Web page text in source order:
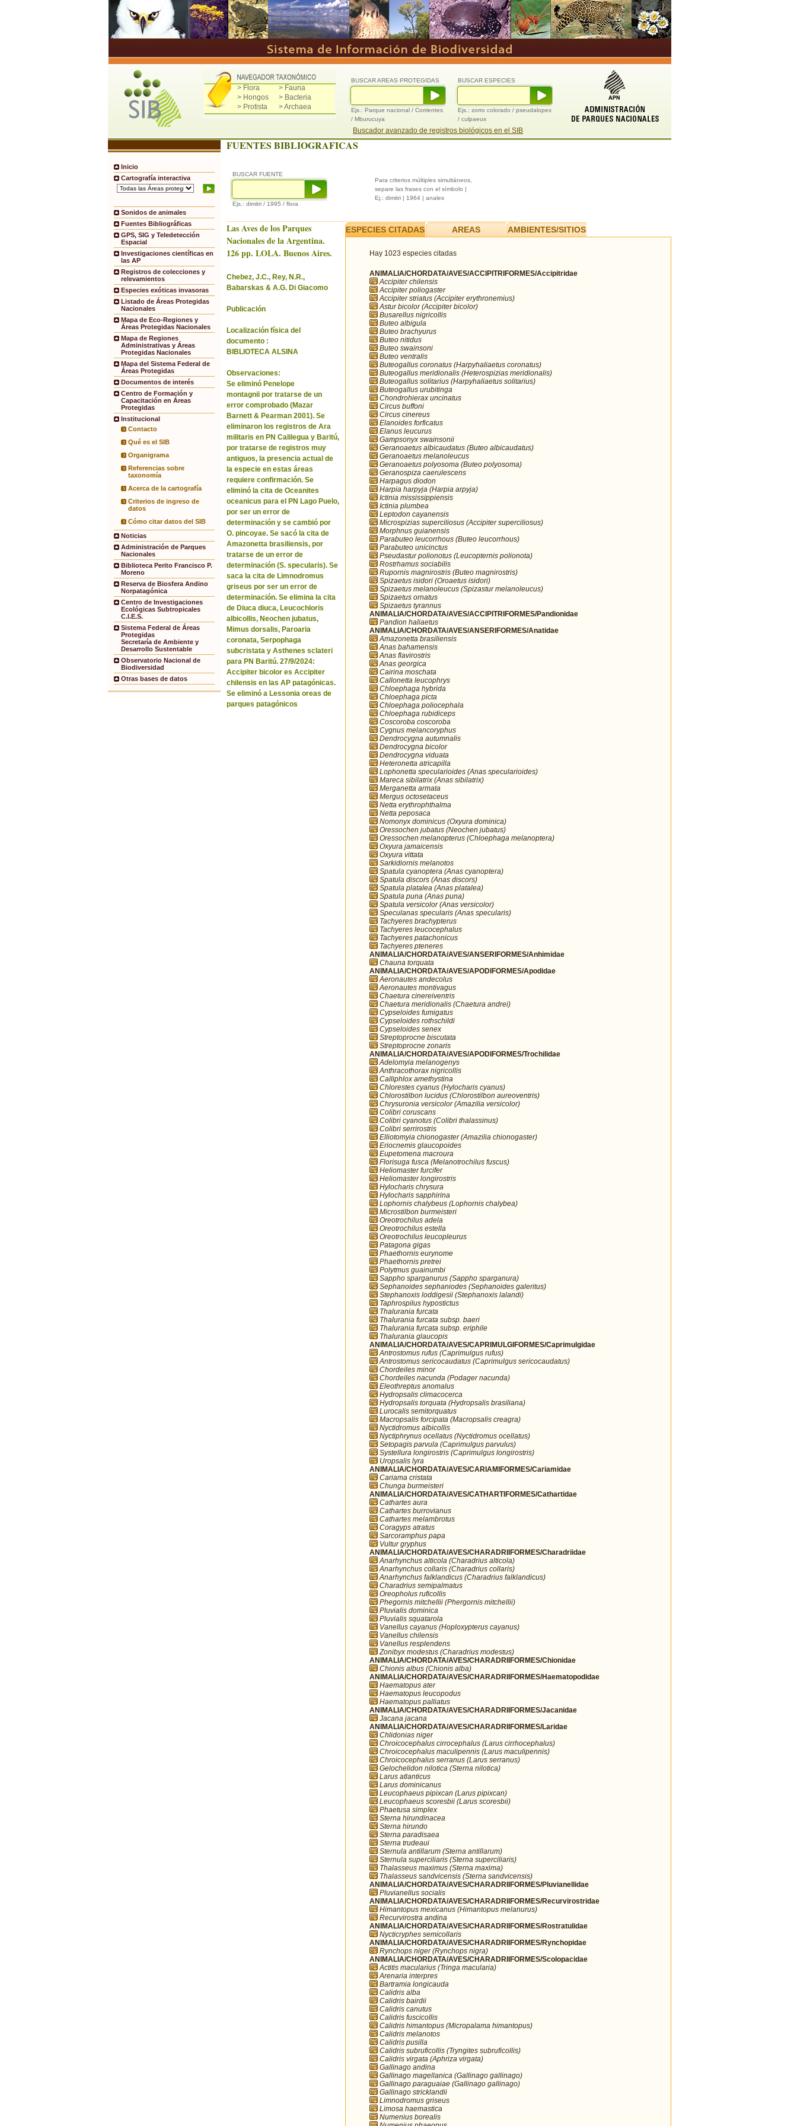
> Flora
> Fauna
> Hongos
> Bacteria
> Protista
> Archaea
BUSCAR ESPECIES
Ejs.: zorro colorado / pseudalopex
/ culpaeus
BUSCAR AREAS PROTEGIDAS
Ejs.: Parque nacional / Corrientes
/ Mburucuya
Buscador avanzado de registros biológicos en el SIB
Inicio
Cartografía interactiva
Sonidos de animales
Fuentes Bibliográficas
GPS, SIG y Teledetección
Espacial
Investigaciones científicas en
las AP
Registros de colecciones y
relevamientos
Especies exóticas invasoras
Listado de Áreas Protegidas
Nacionales
Mapa de Eco-Regiones y
Áreas Protegidas Nacionales
Mapa de Regiones
Administrativas y Áreas
Protegidas Nacionales
Mapa del Sistema Federal de
Áreas Protegidas
Documentos de interés
Centro de Formación y
Capacitación en Áreas
Protegidas
Institucional
Contacto
Qué es el SIB
Organigrama
Referencias sobre
taxonomía
Acerca de la cartografía
Criterios de ingreso de
datos
Cómo citar datos del SIB
Noticias
Administración de Parques
Nacionales
Biblioteca Perito Francisco P.
Moreno
Reserva de Biosfera Andino
Norpatagónica
Centro de Investigaciones
Ecológicas Subtropicales
C.I.E.S.
Sistema Federal de Áreas
Protegidas
Secretaría de Ambiente y
Desarrollo Sustentable
Observatorio Nacional de
Biodiversidad
Otras bases de datos
FUENTES BIBLIOGRAFICAS
BUSCAR FUENTE
Ejs.: dimitri / 1995 / flora
Para criterios múltiples simultáneos,
separe las frases con el símbolo |
Ej.: dimitri | 1964 | anales
Las Aves de los Parques
Nacionales de la Argentina.
126 pp. LOLA. Buenos Aires.
Chebez, J.C., Rey, N.R.,
Babarskas & A.G. Di Giacomo
Publicación
Localización física del
documento :
BIBLIOTECA ALSINA
Observaciones:
Se eliminó Penelope
montagnii por tratarse de un
error comprobado (Mazar
Barnett & Pearman 2001). Se
eliminaron los registros de Ara
militaris en PN Calilegua y Baritú,
por tratarse de registros muy
antiguos, la presencia actual de
la especie en estas áreas
requiere confirmación. Se
eliminó la cita de Oceanites
oceanicus para el PN Lago Puelo,
por ser un error de
determinación y se cambió por
O. pincoyae. Se sacó la cita de
Amazonetta brasiliensis, por
tratarse de un error de
determinación (S. specularis). Se
saca la cita de Limnodromus
griseus por ser un error de
determinación. Se elimina la cita
de Diuca diuca, Leucochloris
albicollis, Neochen jubatus,
Mimus dorsalis, Paroaria
coronata, Serpophaga
subcristata y Asthenes sclateri
para PN Baritú. 27/9/2024:
Accipiter bicolor es Accipiter
chilensis en las AP patagónicas.
Se eliminó a Lessonia oreas de
parques patagónicos
ESPECIES CITADAS AREAS AMBIENTES/SITIOS
Hay 1023 especies citadas
ANIMALIA/CHORDATA/AVES/ACCIPITRIFORMES/Accipitridae
Accipiter chilensis
Accipiter poliogaster
Accipiter striatus (Accipiter erythronemius)
Astur bicolor (Accipiter bicolor)
Busarellus nigricollis
Buteo albigula
Buteo brachyurus
Buteo nitidus
Buteo swainsoni
Buteo ventralis
Buteogallus coronatus (Harpyhaliaetus coronatus)
Buteogallus meridionalis (Heterospizias meridionalis)
Buteogallus solitarius (Harpyhaliaetus solitarius)
Buteogallus urubitinga
Chondrohierax uncinatus
Circus buffoni
Circus cinereus
Elanoides forficatus
Elanus leucurus
Gampsonyx swainsonii
Geranoaetus albicaudatus (Buteo albicaudatus)
Geranoaetus melanoleucus
Geranoaetus polyosoma (Buteo polyosoma)
Geranospiza caerulescens
Harpagus diodon
Harpia harpyja (Harpia arpyja)
Ictinia mississippiensis
Ictinia plumbea
Leptodon cayanensis
Microspizias superciliosus (Accipiter superciliosus)
Morphnus guianensis
Parabuteo leucorrhous (Buteo leucorrhous)
Parabuteo unicinctus
Pseudastur polionotus (Leucopternis polionota)
Rostrhamus sociabilis
Rupornis magnirostris (Buteo magnirostris)
Spizaetus isidori (Oroaetus isidori)
Spizaetus melanoleucus (Spizastur melanoleucus)
Spizaetus ornatus
Spizaetus tyrannus
ANIMALIA/CHORDATA/AVES/ACCIPITRIFORMES/Pandionidae
Pandion haliaetus
ANIMALIA/CHORDATA/AVES/ANSERIFORMES/Anatidae
Amazonetta brasiliensis
Anas bahamensis
Anas flavirostris
Anas georgica
Cairina moschata
Callonetta leucophrys
Chloephaga hybrida
Chloephaga picta
Chloephaga poliocephala
Chloephaga rubidiceps
Coscoroba coscoroba
Cygnus melancoryphus
Dendrocygna autumnalis
Dendrocygna bicolor
Dendrocygna viduata
Heteronetta atricapilla
Lophonetta specularioides (Anas specularioides)
Mareca sibilatrix (Anas sibilatrix)
Merganetta armata
Mergus octosetaceus
Netta erythrophthalma
Netta peposaca
Nomonyx dominicus (Oxyura dominica)
Oressochen jubatus (Neochen jubatus)
Oressochen melanopterus (Chloephaga melanoptera)
Oxyura jamaicensis
Oxyura vittata
Sarkidiornis melanotos
Spatula cyanoptera (Anas cyanoptera)
Spatula discors (Anas discors)
Spatula platalea (Anas platalea)
Spatula puna (Anas puna)
Spatula versicolor (Anas versicolor)
Speculanas specularis (Anas specularis)
Tachyeres brachypterus
Tachyeres leucocephalus
Tachyeres patachonicus
Tachyeres pteneres
ANIMALIA/CHORDATA/AVES/ANSERIFORMES/Anhimidae
Chauna torquata
ANIMALIA/CHORDATA/AVES/APODIFORMES/Apodidae
Aeronautes andecolus
Aeronautes montivagus
Chaetura cinereiventris
Chaetura meridionalis (Chaetura andrei)
Cypseloides fumigatus
Cypseloides rothschildi
Cypseloides senex
Streptoprocne biscutata
Streptoprocne zonaris
ANIMALIA/CHORDATA/AVES/APODIFORMES/Trochilidae
Adelomyia melanogenys
Anthracothorax nigricollis
Calliphlox amethystina
Chlorestes cyanus (Hylocharis cyanus)
Chlorostilbon lucidus (Chlorostilbon aureoventris)
Chrysuronia versicolor (Amazilia versicolor)
Colibri coruscans
Colibri cyanotus (Colibri thalassinus)
Colibri serrirostris
Elliotomyia chionogaster (Amazilia chionogaster)
Eriocnemis glaucopoides
Eupetomena macroura
Florisuga fusca (Melanotrochilus fuscus)
Heliomaster furcifer
Heliomaster longirostris
Hylocharis chrysura
Hylocharis sapphirina
Lophornis chalybeus (Lophornis chalybea)
Microstilbon burmeisteri
Oreotrochilus adela
Oreotrochilus estella
Oreotrochilus leucopleurus
Patagona gigas
Phaethornis eurynome
Phaethornis pretrei
Polytmus guainumbi
Sappho sparganurus (Sappho sparganura)
Sephanoides sephaniodes (Sephanoides galeritus)
Stephanoxis loddigesii (Stephanoxis lalandi)
Taphrospilus hypostictus
Thalurania furcata
Thalurania furcata subsp. baeri
Thalurania furcata subsp. eriphile
Thalurania glaucopis
ANIMALIA/CHORDATA/AVES/CAPRIMULGIFORMES/Caprimulgidae
Antrostomus rufus (Caprimulgus rufus)
Antrostomus sericocaudatus (Caprimulgus sericocaudatus)
Chordeiles minor
Chordeiles nacunda (Podager nacunda)
Eleothreptus anomalus
Hydropsalis climacocerca
Hydropsalis torquata (Hydropsalis brasiliana)
Lurocalis semitorquatus
Macropsalis forcipata (Macropsalis creagra)
Nyctidromus albicollis
Nyctiphrynus ocellatus (Nyctidromus ocellatus)
Setopagis parvula (Caprimulgus parvulus)
Systellura longirostris (Caprimulgus longirostris)
Uropsalis lyra
ANIMALIA/CHORDATA/AVES/CARIAMIFORMES/Cariamidae
Cariama cristata
Chunga burmeisteri
ANIMALIA/CHORDATA/AVES/CATHARTIFORMES/Cathartidae
Cathartes aura
Cathartes burrovianus
Cathartes melambrotus
Coragyps atratus
Sarcoramphus papa
Vultur gryphus
ANIMALIA/CHORDATA/AVES/CHARADRIIFORMES/Charadriidae
Anarhynchus alticola (Charadrius alticola)
Anarhynchus collaris (Charadrius collaris)
Anarhynchus falklandicus (Charadrius falklandicus)
Charadrius semipalmatus
Oreopholus ruficollis
Phegornis mitchellii (Phergornis mitchellii)
Pluvialis dominica
Pluvialis squatarola
Vanellus cayanus (Hoploxypterus cayanus)
Vanellus chilensis
Vanellus resplendens
Zonibyx modestus (Charadrius modestus)
ANIMALIA/CHORDATA/AVES/CHARADRIIFORMES/Chionidae
Chionis albus (Chionis alba)
ANIMALIA/CHORDATA/AVES/CHARADRIIFORMES/Haematopodidae
Haematopus ater
Haematopus leucopodus
Haematopus palliatus
ANIMALIA/CHORDATA/AVES/CHARADRIIFORMES/Jacanidae
Jacana jacana
ANIMALIA/CHORDATA/AVES/CHARADRIIFORMES/Laridae
Chlidonias niger
Chroicocephalus cirrocephalus (Larus cirrhocephalus)
Chroicocephalus maculipennis (Larus maculipennis)
Chroicocephalus serranus (Larus serranus)
Gelochelidon nilotica (Sterna nilotica)
Larus atlanticus
Larus dominicanus
Leucophaeus pipixcan (Larus pipixcan)
Leucophaeus scoresbii (Larus scoresbii)
Phaetusa simplex
Sterna hirundinacea
Sterna hirundo
Sterna paradisaea
Sterna trudeaui
Sternula antillarum (Sterna antillarum)
Sternula superciliaris (Sterna superciliaris)
Thalasseus maximus (Sterna maxima)
Thalasseus sandvicensis (Sterna sandvicensis)
ANIMALIA/CHORDATA/AVES/CHARADRIIFORMES/Pluvianellidae
Pluvianellus socialis
ANIMALIA/CHORDATA/AVES/CHARADRIIFORMES/Recurvirostridae
Himantopus mexicanus (Himantopus melanurus)
Recurvirostra andina
ANIMALIA/CHORDATA/AVES/CHARADRIIFORMES/Rostratulidae
Nycticryphes semicollaris
ANIMALIA/CHORDATA/AVES/CHARADRIIFORMES/Rynchopidae
Rynchops niger (Rynchops nigra)
ANIMALIA/CHORDATA/AVES/CHARADRIIFORMES/Scolopacidae
Actitis macularius (Tringa macularia)
Arenaria interpres
Bartramia longicauda
Calidris alba
Calidris bairdii
Calidris canutus
Calidris fuscicollis
Calidris himantopus (Micropalama himantopus)
Calidris melanotos
Calidris pusilla
Calidris subruficollis (Tryngites subruficollis)
Calidris virgata (Aphriza virgata)
Gallinago andina
Gallinago magellanica (Gallinago gallinago)
Gallinago paraguaiae (Gallinago gallinago)
Gallinago stricklandii
Limnodromus griseus
Limosa haemastica
Numenius borealis